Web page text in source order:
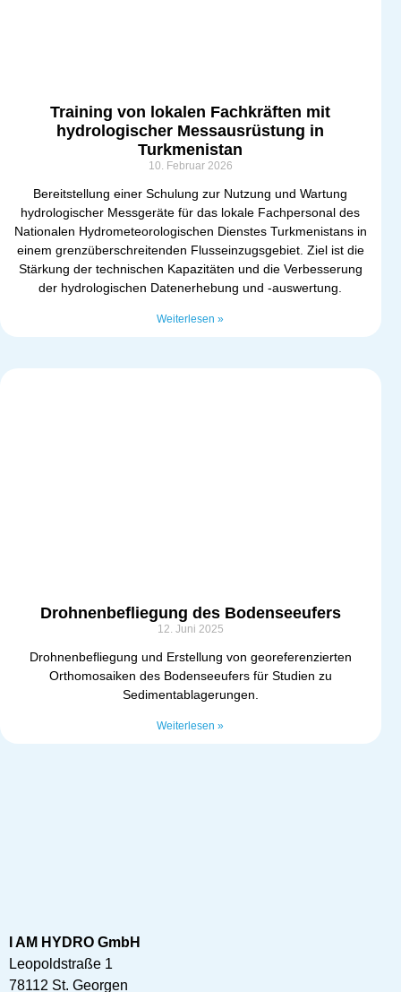
Training von lokalen Fachkräften mit
hydrologischer Messausrüstung in
Turkmenistan
10. Februar 2026
Bereitstellung einer Schulung zur Nutzung und Wartung
hydrologischer Messgeräte für das lokale Fachpersonal des
Nationalen Hydrometeorologischen Dienstes Turkmenistans in
einem grenzüberschreitenden Flusseinzugsgebiet. Ziel ist die
Stärkung der technischen Kapazitäten und die Verbesserung
der hydrologischen Datenerhebung und -auswertung.
Weiterlesen »
Drohnenbefliegung des Bodenseeufers
12. Juni 2025
Drohnenbefliegung und Erstellung von georeferenzierten
Orthomosaiken des Bodenseeufers für Studien zu
Sedimentablagerungen.
Weiterlesen »
I AM HYDRO GmbH
Leopoldstraße 1
78112 St. Georgen